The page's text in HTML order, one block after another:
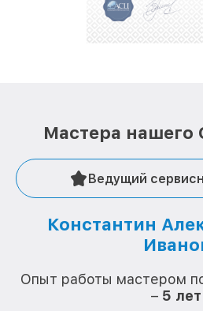
стараемся каждый день
Мастера нашего
Ведущий
Константин
Опыт работы мастером
– 5 лет